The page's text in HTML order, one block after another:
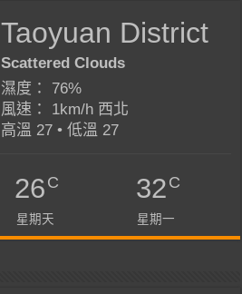
Taoyuan District
Scattered Clouds
濕度： 76%
風速： 1km/h 西北
高溫 27 • 低溫 27
26C
星期天
32C
星期一